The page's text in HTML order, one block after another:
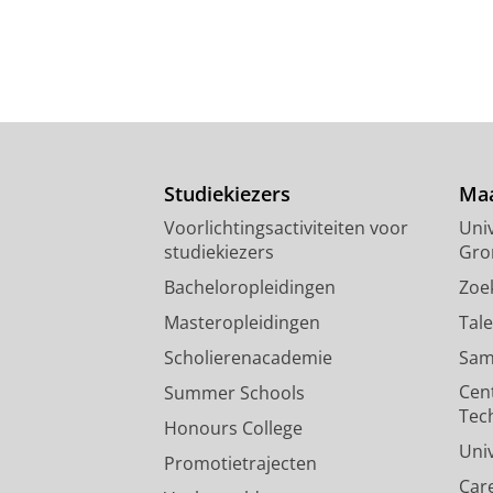
Studiekiezers
Voorlichtingsactiviteiten voor
studiekiezers
Bacheloropleidingen
Masteropleidingen
Scholierenacademie
Summer Schools
Honours College
Promotietrajecten